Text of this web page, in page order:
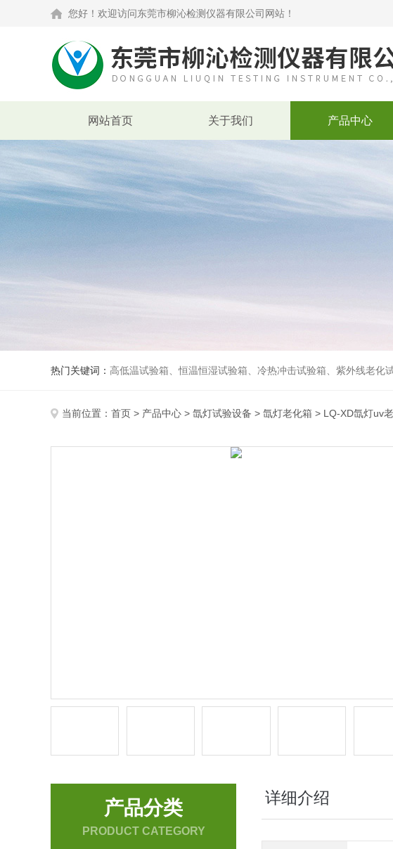
您好！欢迎访问东莞市柳沁检测仪器有限公司网站！
网站首页 关于我们 产品中心
热门关键词： 高低温试验箱、恒温恒湿试验箱、冷热冲击试验箱、紫外线老化试验箱、氙灯老化试验箱、快速升降温试验箱、淋雨试验箱、砂尘试验箱、步入式恒温恒湿试验室、
当前位置： 首页 > 产品中心 > 氙灯试验设备 > 氙灯老化箱 > LQ-XD氙灯uv
产品分类
PRODUCT CATEGORY
详细介绍